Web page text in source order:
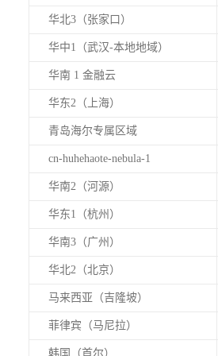
华北3（张家口）
华中1（武汉-本地地域）
华南 1 金融云
华东2（上海）
青岛海尔专属区域
cn-huhehaote-nebula-1
华南2（河源）
华东1（杭州）
华南3（广州）
华北2（北京）
马来西亚（吉隆坡）
菲律宾（马尼拉）
韩国（首尔）